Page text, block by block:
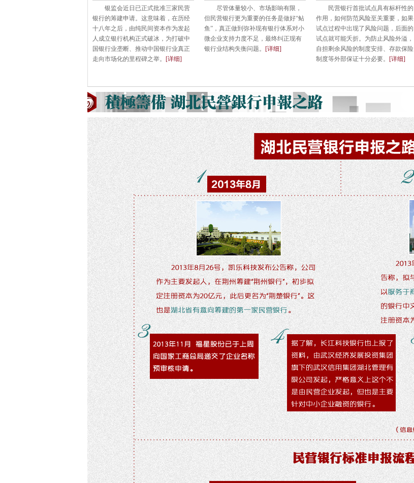
银监会近日已正式批准三家民营
银行的筹建申请。这意味着，在历经
十八年之后，由纯民间资本作为发起
人成立银行机构正式破冰，为打破中
国银行业垄断、推动中国银行业真正
走向市场化的里程碑之举。 [详细]
尽管体量较小、市场影响有限，
但民营银行更为重要的任务是做好“鲇
鱼”，真正做到弥补现有银行体系对小
微企业支持力度不足，最终纠正现有
银行业结构失衡问题。 [详细]
民营银行首批试点具有标杆性的
作用，如何防范风险至关重要，如果
试点过程中出现了风险问题，后面的
试点就可能夭折。为防止风险外溢，
自担剩余风险的制度安排、存款保险
制度等外部保证十分必要。 [详细]